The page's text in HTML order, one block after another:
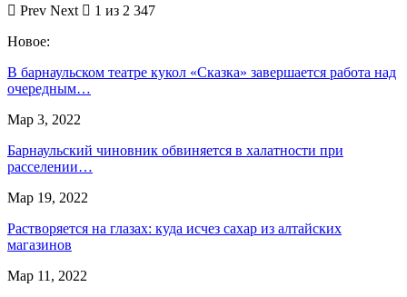
Prev Next
1 из 2 347
Новое:
В барнаульском театре кукол «Сказка» завершается работа над
очередным…
Мар 3, 2022
Барнаульский чиновник обвиняется в халатности при
расселении…
Мар 19, 2022
Растворяется на глазах: куда исчез сахар из алтайских
магазинов
Мар 11, 2022